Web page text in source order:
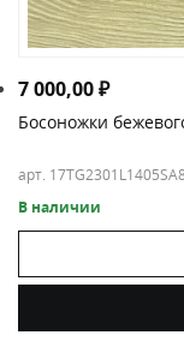
7 000,00₽
Босоножки
арт.
В наличии